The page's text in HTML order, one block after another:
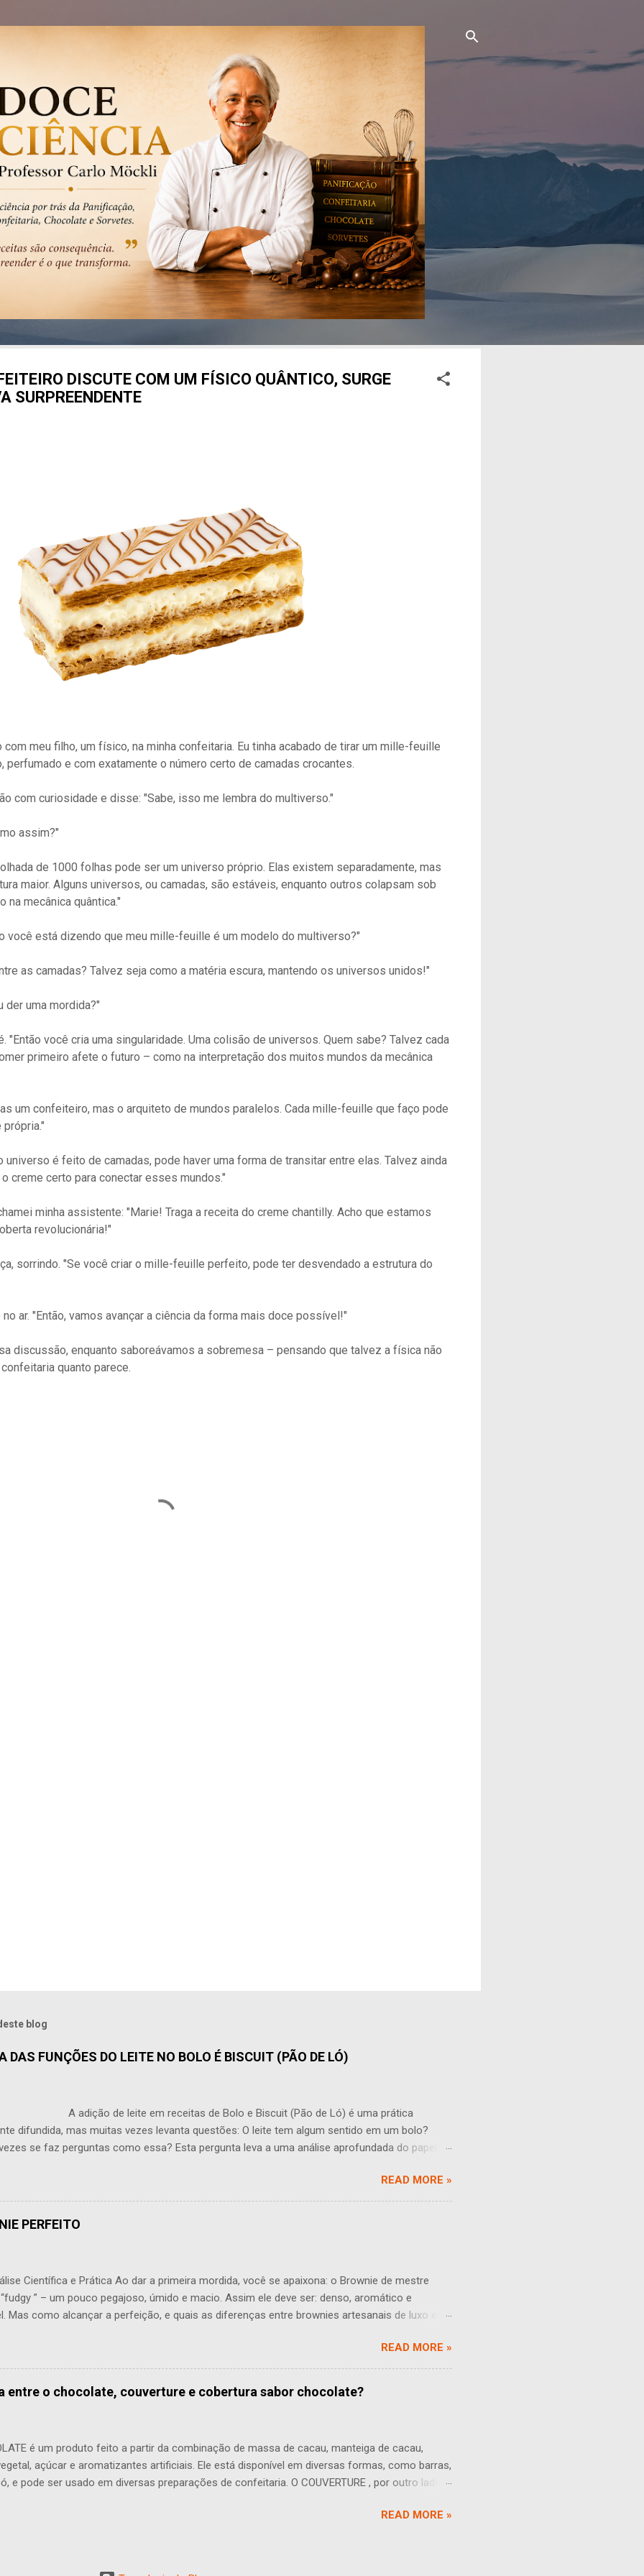
DISCUTE COM UM FÍSICO QUÂNTICO, SURGE
SURPREENDENTE
com meu filho, um físico, na minha confeitaria. Eu tinha acabado de tirar um mille-feuille
e com exatamente o número certo de camadas crocantes.
com curiosidade e disse: "Sabe, isso me lembra do multiverso."
assim?"
de 1000 folhas pode ser um universo próprio. Elas existem separadamente, mas
maior. Alguns universos, ou camadas, são estáveis, enquanto outros colapsam sob
na mecânica quântica."
você está dizendo que meu mille-feuille é um modelo do multiverso?"
as camadas? Talvez seja como a matéria escura, mantendo os universos unidos!"
der uma mordida?"
"Então você cria uma singularidade. Uma colisão de universos. Quem sabe? Talvez cada
primeiro afete o futuro – como na interpretação dos muitos mundos da mecânica
um confeiteiro, mas o arquiteto de mundos paralelos. Cada mille-feuille que faço pode
universo é feito de camadas, pode haver uma forma de transitar entre elas. Talvez ainda
creme certo para conectar esses mundos."
minha assistente: "Marie! Traga a receita do creme chantilly. Acho que estamos
revolucionária!"
sorrindo. "Se você criar o mille-feuille perfeito, pode ter desvendado a estrutura do
ar. "Então, vamos avançar a ciência da forma mais doce possível!"
discussão, enquanto saboreávamos a sobremesa – pensando que talvez a física não
quanto parece.
blog
DAS FUNÇÕES DO LEITE NO BOLO É BISCUIT (PÃO DE LÓ)
de leite em receitas de Bolo e Biscuit (Pão de Ló) é uma prática
difundida, mas muitas vezes levanta questões: O leite tem algum sentido em um bolo?
se faz perguntas como essa? Esta pergunta leva a uma análise aprofundada do papel do
textura e a estrutura de um bolo, sendo que seu efeito em pequenas quantidades muitas vezes
Uma das funções primárias do leite é adicionar umidade adicional à massa. Isso pode
talvez mais suculento e desenvolver uma migalha delicada. No entanto, essa umidade
READ MORE »
PERFEITO
Científica e Prática Ao dar a primeira mordida, você se apaixona: o Brownie de mestre
” – um pouco pegajoso, úmido e macio. Assim ele deve ser: denso, aromático e
Mas como alcançar a perfeição, e quais as diferenças entre brownies artesanais de luxo e os
o confeiteiro de Chicago Josef Shell apresentou, em 1893, em uma feira no Palmhous
primeira versão do Brownie. Ele combinou nozes com geleia de damasco – conferindo
ao doce. Hoje existem inúmeras variações, mas o princípio permanece: úmido, chocolatudo e
Ingredientes e Técnica – Artesanal Para o Brownie de luxo: Manteiga de qualidade substitui
READ MORE »
entre o chocolate, couverture e cobertura sabor chocolate?
é um produto feito a partir da combinação de massa de cacau, manteiga de cacau,
açúcar e aromatizantes artificiais. Ele está disponível em diversas formas, como barras,
e pode ser usado em diversas preparações de confeitaria. O COUVERTURE , por outro lado, é
usado por confeiteiros e chocolatiers profissionais. Ele contém uma porcentagem
sobremesas. A “ COBERTURA sabor chocolate ”. Não é considerado chocolate! A
READ MORE »